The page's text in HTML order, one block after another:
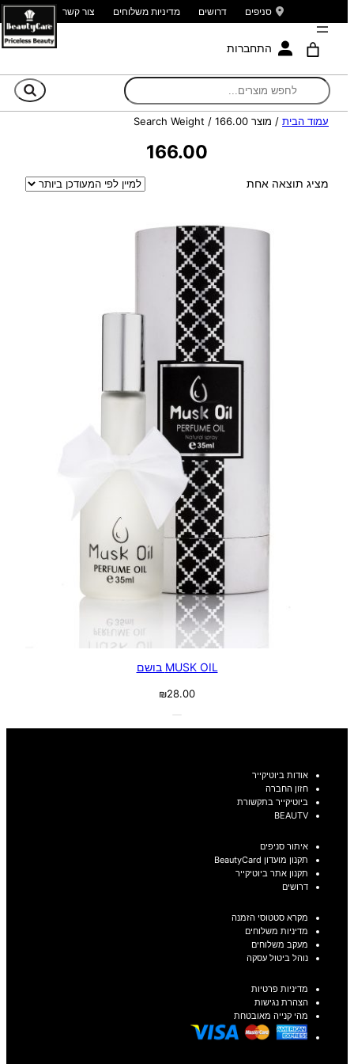
סניפים דרושים מדיניות משלוחים צור קשר
התחברות
עמוד הבית / מוצר Search Weight / 166.00
166.00
מציג תוצאה אחת
MUSK OIL בושם
₪28.00
אודות ביוטיקייר
חזון החברה
ביוטיקייר בתקשורת
BEAUTV
איתור סניפים
תקנון מועדון BeautyCard
תקנון אתר ביוטיקייר
דרושים
מקרא סטטוסי הזמנה
מדיניות משלוחים
מעקב משלוחים
נוהל ביטול עסקה
מדיניות פרטיות
הצהרת נגישות
מהי קנייה מאובטחת